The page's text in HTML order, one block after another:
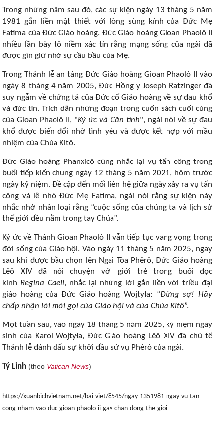
Trong những năm sau đó, các sự kiện ngày 13 tháng 5 năm
1981 gắn liền mật thiết với lòng sùng kính của Đức Mẹ
Fatima của Đức Giáo hoàng. Đức Giáo hoàng Gioan Phaolô II
nhiều lần bày tỏ niềm xác tín rằng mạng sống của ngài đã
được gìn giữ nhờ sự cầu bầu của Mẹ.
Trong Thánh lễ an táng Đức Giáo hoàng Gioan Phaolô II vào
ngày 8 tháng 4 năm 2005, Đức Hồng y Joseph Ratzinger đã
suy ngẫm về chứng tá của Đức cố Giáo hoàng về sự đau khổ
và đức tin. Trích dẫn những đoạn trong cuốn sách cuối cùng
của Gioan Phaolô II, "Ký ức và Căn tính", ngài nói về sự đau
khổ được biến đổi nhờ tình yêu và được kết hợp với mầu
nhiệm của Chúa Kitô.
Đức Giáo hoàng Phanxicô cũng nhắc lại vụ tấn công trong
buổi tiếp kiến ​​chung ngày 12 tháng 5 năm 2021, hôm trước
ngày kỷ niệm. Đề cập đến mối liên hệ giữa ngày xảy ra vụ tấn
công và lễ nhớ Đức Mẹ Fatima, ngài nói rằng sự kiện này
nhắc nhở nhân loại rằng “cuộc sống của chúng ta và lịch sử
thế giới đều nằm trong tay Chúa”.
Ký ức về Thánh Gioan Phaolô II vẫn tiếp tục vang vọng trong
đời sống của Giáo hội. Vào ngày 11 tháng 5 năm 2025, ngay
sau khi được bầu chọn lên Ngai Tòa Phêrô, Đức Giáo hoàng
Lêô XIV đã nói chuyện với giới trẻ trong buổi đọc
kinh Regina Caeli, nhắc lại những lời gắn liền với triều đại
giáo hoàng của Đức Giáo hoàng Wojtyła: “Đừng sợ! Hãy
chấp nhận lời mời gọi của Giáo hội và của Chúa Kitô”.
Một tuần sau, vào ngày 18 tháng 5 năm 2025, kỷ niệm ngày
sinh của Karol Wojtyła, Đức Giáo hoàng Lêô XIV đã chủ tế
Thánh lễ đánh dấu sự khởi đầu sứ vụ Phêrô của ngài.
Tý Linh (theo Vatican News)
https://xuanbichvietnam.net/bai-viet/8545/ngay-1351981-ngay-vu-tan-
cong-nham-vao-duc-gioan-phaolo-ii-gay-chan-dong-the-gioi